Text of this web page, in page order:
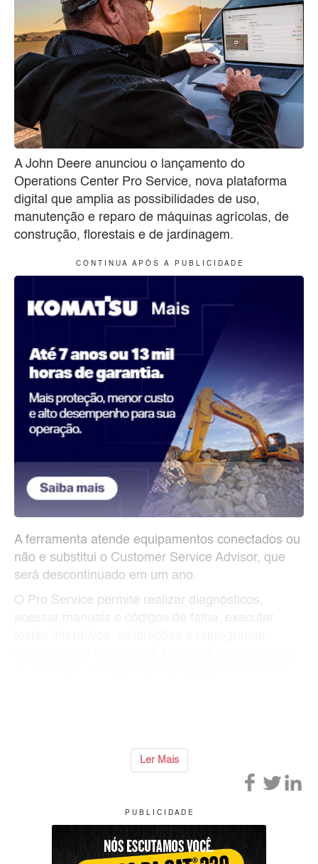
A John Deere anunciou o lançamento do
Operations Center Pro Service, nova plataforma
digital que amplia as possibilidades de uso,
manutenção e reparo de máquinas agrícolas, de
construção, florestais e de jardinagem.
C O N T I N U A A P Ó S A P U B L I C I D A D E
A ferramenta atende equipamentos conectados ou
não e substitui o Customer Service Advisor, que
será descontinuado em um ano.
O Pro Service permite realizar diagnósticos,
Ler Mais
P U B L I C I D A D E